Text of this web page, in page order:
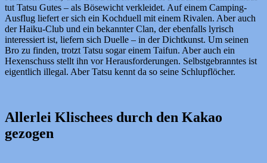
tut Tatsu Gutes – als Bösewicht verkleidet. Auf einem Camping-
Ausflug liefert er sich ein Kochduell mit einem Rivalen. Aber auch
der Haiku-Club und ein bekannter Clan, der ebenfalls lyrisch
interessiert ist, liefern sich Duelle – in der Dichtkunst. Um seinen
Bro zu finden, trotzt Tatsu sogar einem Taifun. Aber auch ein
Hexenschuss stellt ihn vor Herausforderungen. Selbstgebranntes ist
eigentlich illegal. Aber Tatsu kennt da so seine Schlupflöcher.
Allerlei Klischees durch den Kakao
gezogen